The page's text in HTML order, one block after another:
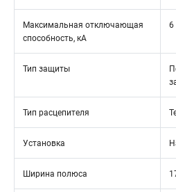
Максимальная отключающая
способность, кА
6
Тип защиты
Тип расцепителя
Установка
Ширина полюса